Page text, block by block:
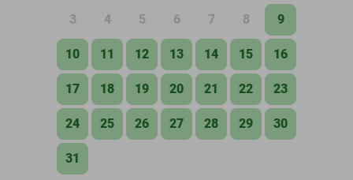
3 4 5 6 7 8 9
10 11 12 13 14 15 16
17 18 19 20 21 22 23
24 25 26 27 28 29 30
31